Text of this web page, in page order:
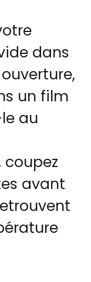
dans
un film
au
avant